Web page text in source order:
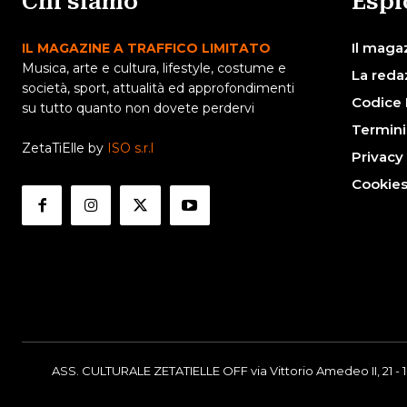
IL MAGAZINE A TRAFFICO LIMITATO
Musica, arte e cultura, lifestyle, costume e
società, sport, attualità ed approfondimenti
su tutto quanto non dovete perdervi
ZetaTiElle by ISO s.r.l
Il
La
Codice
ASS. CULTURALE ZETATIELLE OFF via Vittorio Amedeo II, 21